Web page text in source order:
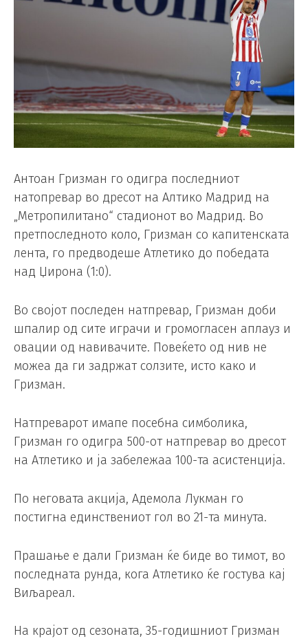
Антоан Гризман го одигра последниот
натопревар во дресот на Алтико Мадрид на
„Метропилитано“ стадионот во Мадрид. Во
претпоследното коло, Гризман со капитенската
лента, го предводеше Атлетико до победата
над Џирона (1:0).
Во својот последен натпревар, Гризман доби
шпалир од сите играчи и громогласен аплауз и
овации од навивачите. Повеќето од нив не
можеа да ги задржат солзите, исто како и
Гризман.
Натпреварот имапе посебна симболика,
Гризман го одигра 500-от натпревар во дресот
на Атлетико и ја забележаа 100-та асистенција.
По неговата акција, Адемола Лукман го
постигна единствениот гол во 21-та минута.
Прашање е дали Гризман ќе биде во тимот, во
последната рунда, кога Атлетико ќе гостува кај
Виљареал.
На крајот од сезоната, 35-годишниот Гризман